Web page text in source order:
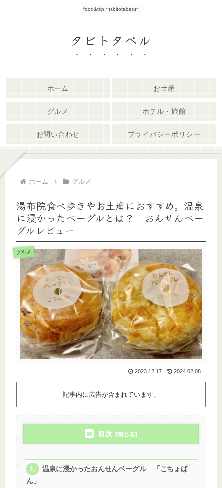
food&trip ~tabitotaberu~
タビトタベル
ホーム お土産
グルメ ホテル・旅館
お問い合わせ プライバシーポリシー
ホーム グルメ
湯布院食べ歩きやお土産におすすめ。温泉
に浸かったベーグルとは？ おんせんベー
グルレビュー
グルメ
2023.12.17 2024.02.08
記事内に広告が含まれています。
目次
温泉に浸かったおんせんベーグル 「こちょぱ
ん」